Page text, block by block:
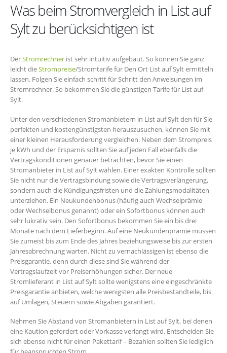
Was beim Stromvergleich in List auf
Sylt zu berücksichtigen ist
DerStromrechner ist sehr intuitiv aufgebaut. So können Sie ganz
leicht dieStrompreise/Stromtarife für Den Ort List auf Sylt ermitteln
lassen. Folgen Sie einfach schritt für Schritt den Anweisungen im
Stromrechner. So bekommen Sie die günstigen Tarife für List auf
Sylt.
Unter den verschiedenen Stromanbietern in List auf Sylt den für Sie
perfekten und kostengünstigsten herauszusuchen, können Sie mit
einer kleinen Herausforderung vergleichen. Neben dem Strompreis
je kWh und der Ersparnis sollten Sie auf jeden Fall ebenfalls die
Vertragskonditionen genauer betrachten, bevor Sie einen
Stromanbieter in List auf Sylt wählen. Einer exakten Kontrolle sollten
Sie nicht nur die Vertragsbindung sowie die Vertragsverlängerung,
sondern auch die Kündigungsfristen und die Zahlungsmodalitäten
unterziehen. Ein Neukundenbonus (häufig auch Wechselprämie
oder Wechselbonus genannt) oder ein Sofortbonus können auch
sehr lukrativ sein. Den Sofortbonus bekommen Sie ein bis drei
Monate nach dem Lieferbeginn. Auf eine Neukundenprämie müssen
Sie zumeist bis zum Ende des Jahres beziehungsweise bis zur ersten
Jahresabrechnung warten. Nicht zu vernachlässigen ist ebenso die
Preisgarantie, denn durch diese sind Sie während der
Vertragslaufzeit vor Preiserhöhungen sicher. Der neue
Stromlieferant in List auf Sylt sollte wenigstens eine eingeschränkte
Preisgarantie anbieten, welche wenigsten alle Preisbestandteile, bis
auf Umlagen, Steuern sowie Abgaben garantiert.
Nehmen Sie Abstand von Stromanbietern in List auf Sylt, bei denen
eine Kaution gefordert oder Vorkasse verlangt wird. Entscheiden Sie
sich ebenso nicht für einen Pakettarif – Bezahlen sollten Sie lediglich